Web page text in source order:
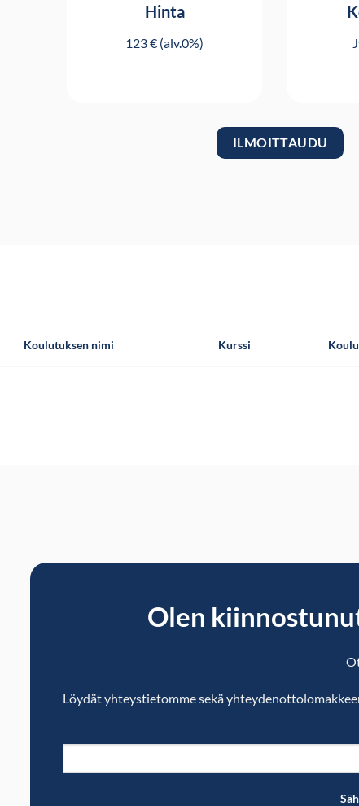
Hinta
123 € (alv.0%)
ILMOITTAUDU
Koulutuksen nimi Kurssi
Olen
Löydät yhteystietomme sekä